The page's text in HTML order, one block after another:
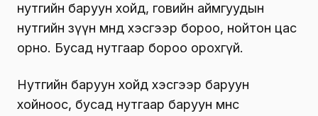
нутгийн баруун хойд, говийн аймгуудын
нутгийн зүүн өмнөд хэсгээр бороо, нойтон цас
орно. Бусад нутгаар бороо орохгүй.
Нутгийн баруун хойд хэсгээр баруун
хойноос, бусад нутгаар баруун өмнөөс